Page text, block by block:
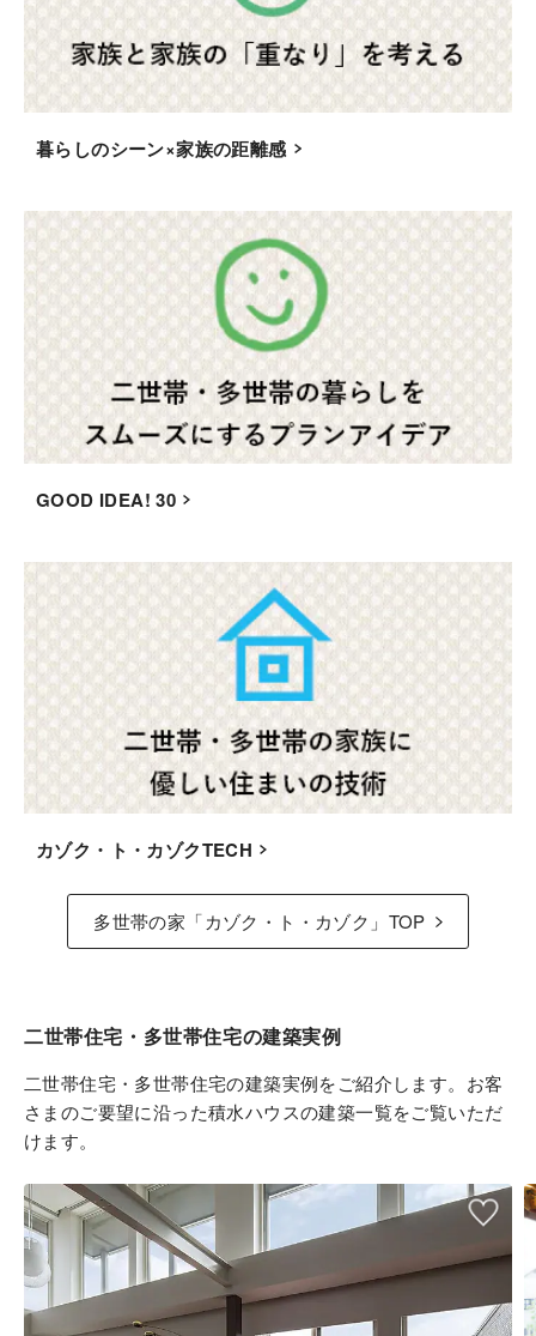
暮らしのシーン×家族の距離感
GOOD IDEA! 30
カゾク・ト・カゾクTECH
多世帯の家「カゾク・ト・カゾク」TOP
二世帯住宅・多世帯住宅の建築実例
二世帯住宅・多世帯住宅の建築実例をご紹介します。お客
さまのご要望に沿った積水ハウスの建築一覧をご覧いただ
けます。